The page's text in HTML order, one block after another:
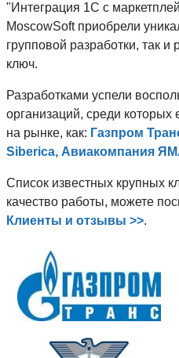
"Интеграция 1С с
MoscowSoft приобрели
групповой разработки, так и
ключ.
Разработками успели
организаций, среди которых
на рынке, как: Газпром
Siberica, Авиакомпания
Список известных крупных
качество работы, можете
Клиенты и отзывы >>.